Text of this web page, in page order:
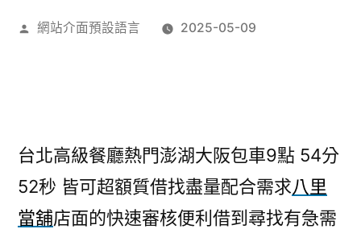
作
網站介面預設語言 2025-05-09
台北高級餐廳熱門澎湖大阪包車9點 54分
52秒 皆可超額質借找盡量配合需求八里
當舖店面的快速審核便利借到尋找有急需